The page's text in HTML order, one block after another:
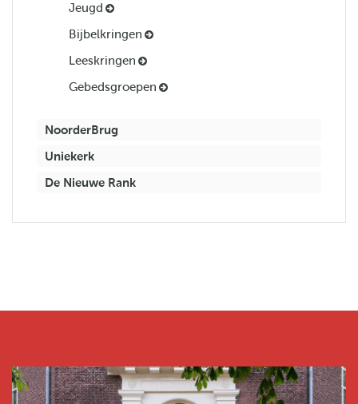
Jeugd
Bijbelkringen
Leeskringen
Gebedsgroepen
NoorderBrug
Uniekerk
De Nieuwe Rank